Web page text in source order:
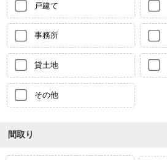
戸建て
事務所
貸土地
その他
間取り